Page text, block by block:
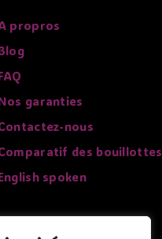
propros
garanties
nous
des bouillottes
spoken